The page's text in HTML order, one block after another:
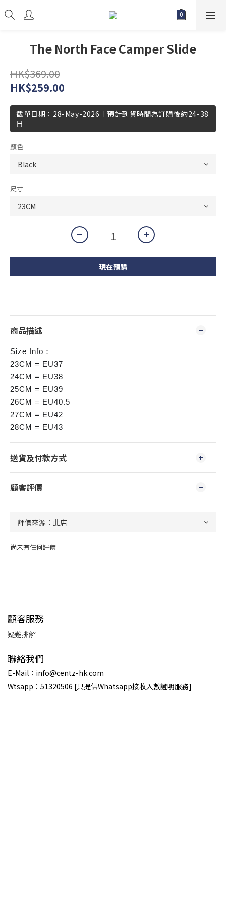
The North Face Camper Slide
HK$369.00
HK$259.00
截單日期：28-May-2026丨預計到貨時間為訂購後約24-38
日
顏色
尺寸
現在預購
商品描述
Size Info：
23CM = EU37
24CM = EU38
25CM = EU39
26CM = EU40.5
27CM = EU42
28CM = EU43
送貨及付款方式
顧客評價
尚未有任何評價
顧客服務
疑難排解
聯絡我們
E-Mail：info@centz-hk.com
Wtsapp：51320506 [只提供Whatsapp接收入數證明服務]